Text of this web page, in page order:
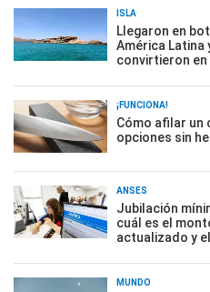
ISLA
Llegaron en
América Latina
convirtieron
¡FUNCIONA!
Cómo afilar un
opciones sin
ANSES
Jubilación
cuál es el
actualizado y
MUNDO